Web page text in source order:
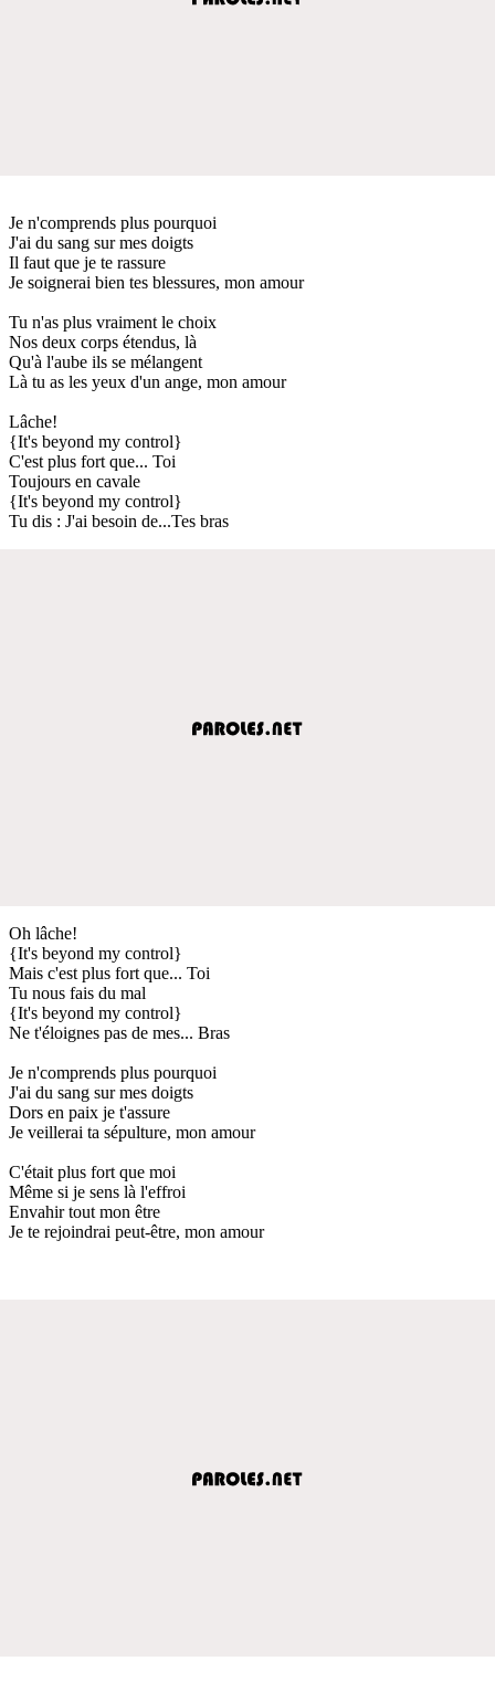
Je n'comprends plus pourquoi
J'ai du sang sur mes doigts
Il faut que je te rassure
Je soignerai bien tes blessures, mon amour
Tu n'as plus vraiment le choix
Nos deux corps étendus, là
Qu'à l'aube ils se mélangent
Là tu as les yeux d'un ange, mon amour
Lâche!
{It's beyond my control}
C'est plus fort que... Toi
Toujours en cavale
{It's beyond my control}
Tu dis : J'ai besoin de...Tes bras
Oh lâche!
{It's beyond my control}
Mais c'est plus fort que... Toi
Tu nous fais du mal
{It's beyond my control}
Ne t'éloignes pas de mes... Bras
Je n'comprends plus pourquoi
J'ai du sang sur mes doigts
Dors en paix je t'assure
Je veillerai ta sépulture, mon amour
C'était plus fort que moi
Même si je sens là l'effroi
Envahir tout mon être
Je te rejoindrai peut-être, mon amour